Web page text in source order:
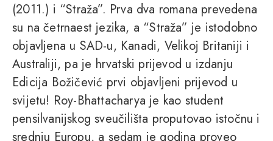
(2011.) i “Straža”. Prva dva romana prevedena
su na četrnaest jezika, a “Straža” je istodobno
objavljena u SAD-u, Kanadi, Velikoj Britaniji i
Australiji, pa je hrvatski prijevod u izdanju
Edicija Božičević prvi objavljeni prijevod u
svijetu! Roy-Bhattacharya je kao student
pensilvanijskog sveučilišta proputovao istočnu i
srednju Europu, a sedam je godina proveo